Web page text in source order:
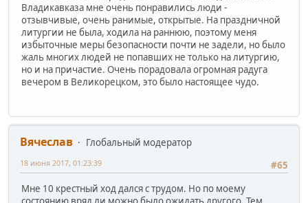
Владикавказа мне очень понравились люди -
отзывчивые, очень ранимые, открытые. На праздничной
литургии не была, ходила на раннюю, поэтому меня
избыточные меры безопасности почти не задели, но было
жаль многих людей не попавших не только на литургию,
но и на причастие. Очень порадовала огромная радуга
вечером в Великорецком, это было настоящее чудо.
Вячеслав
Глобальный модератор
#65
18 июня 2017, 01:23:39
Мне 10 крестный ход дался с трудом. Но по моему